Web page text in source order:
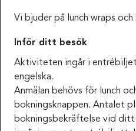
Vi bjuder på lunch wraps och
Inför ditt besök
Aktiviteten ingår i
engelska.
Anmälan behövs för lunch
bokningsknappen. Antalet
bokningsbekräftelse vid ditt